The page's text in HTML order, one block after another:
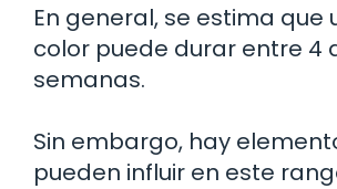
En general, se estima que
color puede durar entre 4
semanas.
Sin embargo, hay
pueden influir en este